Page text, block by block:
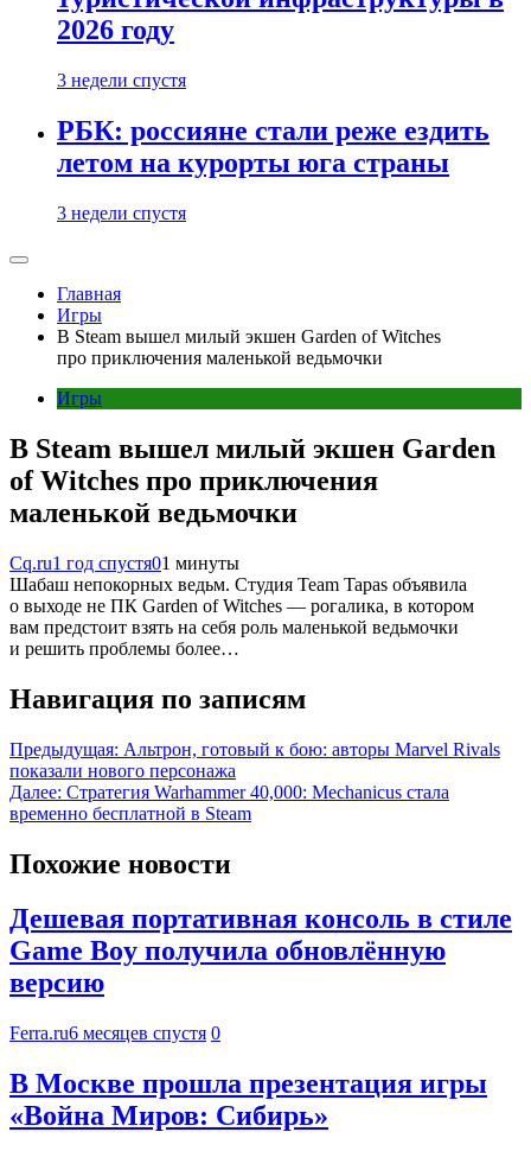
2026 году
3 недели спустя
РБК: россияне стали реже ездить
летом на курорты юга страны
3 недели спустя
Главная
Игры
В Steam вышел милый экшен Garden of Witches
про приключения маленькой ведьмочки
Игры
В Steam вышел милый экшен Garden
of Witches про приключения
маленькой ведьмочки
Cq.ru1 год спустя01 минуты
Шабаш непокорных ведьм. Студия Team Tapas объявила
о выходе не ПК Garden of Witches — рогалика, в котором
вам предстоит взять на себя роль маленькой ведьмочки
и решить проблемы более…
Навигация по записям
Предыдущая: Альтрон, готовый к бою: авторы Marvel Rivals
показали нового персонажа
Далее: Стратегия Warhammer 40,000: Mechanicus стала
временно бесплатной в Steam
Похожие новости
Дешевая портативная консоль в стиле
Game Boy получила обновлённую
версию
Ferra.ru6 месяцев спустя 0
В Москве прошла презентация игры
«Война Миров: Сибирь»